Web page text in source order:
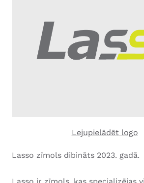
Lejupielādēt logo
Lasso zīmols dibināts 2023. gadā.